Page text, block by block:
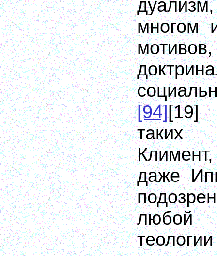
многом
[94][19]
таких
даже
любой